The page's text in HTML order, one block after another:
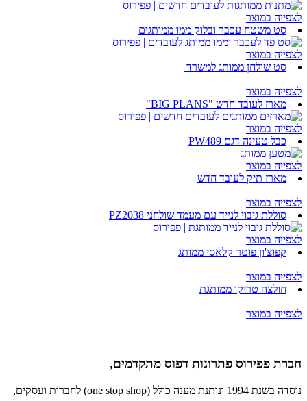
לצפייה במוצר
סט משטח עכבר ובלוק ממו ממותגים
לצפייה במוצר
סט שולחן ממותג למשרד
לצפייה במוצר
מארז לעובד חדש "BIG PLANS"
לצפייה במוצר
כבל טעינה דגם PW489
לצפייה במוצר
מארז תיק לעובד חדש
לצפייה במוצר
סוללת גיבוי לנייד עם מעמד שולחני PZ2038
לצפייה במוצר
קפוצ'ון פוטר קלאסי ממותג
לצפייה במוצר
חולצה טריקו ממותגת
לצפייה במוצר
חברת פפירוס פתרונות דפוס מתקדמים,
נוסדה בשנת 1994 ונותנת מענה כולל (one stop shop) לחברות ועסקים,